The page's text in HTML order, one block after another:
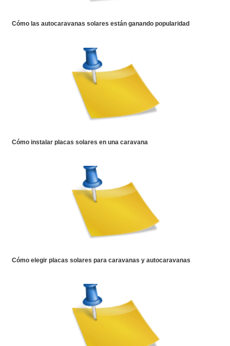
Cómo las autocaravanas solares están ganando popularidad
Cómo instalar placas solares en una caravana
Cómo elegir placas solares para caravanas y autocaravanas